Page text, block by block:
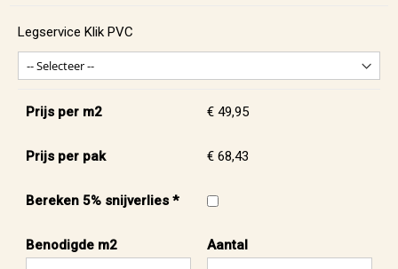
Legservice Klik PVC
Prijs per m2 € 49,95
Prijs per pak € 68,43
Bereken 5% snijverlies *
Benodigde m2 Aantal